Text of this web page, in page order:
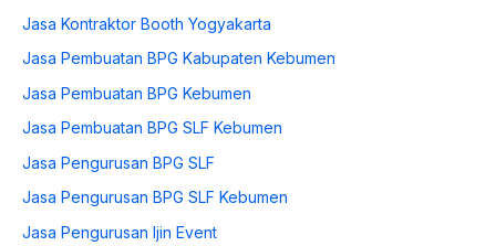
Jasa Kontraktor Booth Yogyakarta
Jasa Pembuatan BPG Kabupaten Kebumen
Jasa Pembuatan BPG Kebumen
Jasa Pembuatan BPG SLF Kebumen
Jasa Pengurusan BPG SLF
Jasa Pengurusan BPG SLF Kebumen
Jasa Pengurusan Ijin Event